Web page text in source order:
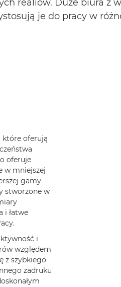
realiów. Duże biura z
je do pracy w
które oferują
oferuje
w mniejszej
gamy
stworzone w
i łatwe
i
względem
z szybkiego
zadruku